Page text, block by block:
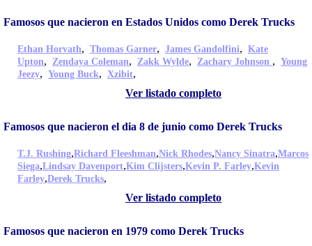
Famosos que nacieron en Estados Unidos como Derek Trucks
Ethan Horvath, Thomas Garner, James Gandolfini, Kate
Upton, Zendaya Coleman, Zakk Wylde, Zachary Johnson , Young
Jeezy, Young Buck, Xzibit,
Ver listado completo
Famosos que nacieron el dia 8 de junio como Derek Trucks
T.J. Rushing,Richard Fleeshman,Nick Rhodes,Nancy Sinatra,Marcos
Siega,Lindsay Davenport,Kim Clijsters,Kevin P. Farley,Kevin
Farley,Derek Trucks,
Ver listado completo
Famosos que nacieron en 1979 como Derek Trucks